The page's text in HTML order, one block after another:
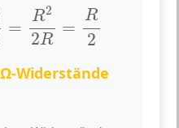
=
R2
2R
=
R
2
22 2
Widerstände